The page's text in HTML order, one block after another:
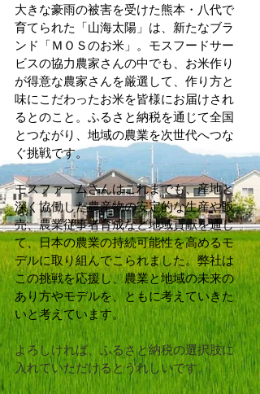
大きな豪雨の被害を受けた熊本・八代で
育てられた「山海太陽」は、新たなブラ
ンド「ＭＯＳのお米」。モスフードサー
ビスの協力農家さんの中でも、お米作り
が得意な農家さんを厳選して、作り方と
味にこだわったお米を皆様にお届けされ
るとのこと。ふるさと納税を通じて全国
とつながり、地域の農業を次世代へつな
ぐ挑戦です。
モスファームさんはこれまでも、産地と
深く協働した農産物の安定的な生産や販
売、農業従事者育成など地域貢献を通じ
て、日本の農業の持続可能性を高めるモ
デルに取り組んでこられました。弊社は
この挑戦を応援し、農業と地域の未来の
あり方やモデルを、ともに考えていきた
いと考えています。
よろしければ、ふるさと納税の選択肢に
入れていただけるとうれしいです。